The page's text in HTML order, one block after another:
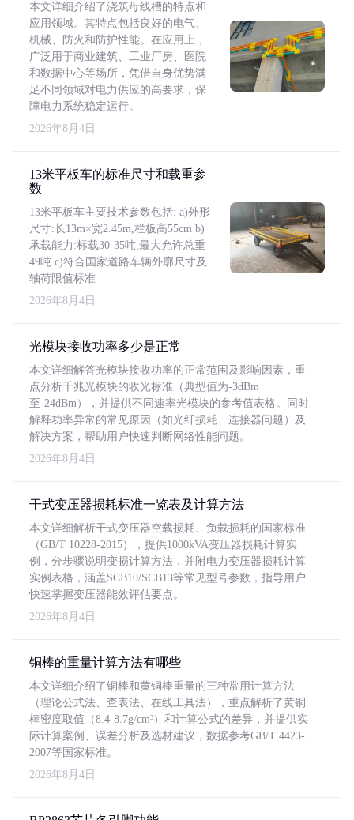
本文详细介绍了浇筑母线槽的特点和
应用领域。其特点包括良好的电气、
机械、防火和防护性能。在应用上，
广泛用于商业建筑、工业厂房、医院
和数据中心等场所，凭借自身优势满
足不同领域对电力供应的高要求，保
障电力系统稳定运行。
2026年8月4日
13米平板车的标准尺寸和载重参
数
13米平板车主要技术参数包括: a)外形
尺寸:长13m×宽2.45m,栏板高55cm b)
承载能力:标载30-35吨,最大允许总重
49吨 c)符合国家道路车辆外廓尺寸及
轴荷限值标准
2026年8月4日
光模块接收功率多少是正常
本文详细解答光模块接收功率的正常范围及影响因素，重
点分析千兆光模块的收光标准（典型值为-3dBm
至-24dBm），并提供不同速率光模块的参考值表格。同时
解释功率异常的常见原因（如光纤损耗、连接器问题）及
解决方案，帮助用户快速判断网络性能问题。
2026年8月4日
干式变压器损耗标准一览表及计算方法
本文详细解析干式变压器空载损耗、负载损耗的国家标准
（GB/T 10228-2015），提供1000kVA变压器损耗计算实
例，分步骤说明变损计算方法，并附电力变压器损耗计算
实例表格，涵盖SCB10/SCB13等常见型号参数，指导用户
快速掌握变压器能效评估要点。
2026年8月4日
铜棒的重量计算方法有哪些
本文详细介绍了铜棒和黄铜棒重量的三种常用计算方法
（理论公式法、查表法、在线工具法），重点解析了黄铜
棒密度取值（8.4-8.7g/cm³）和计算公式的差异，并提供实
际计算案例、误差分析及选材建议，数据参考GB/T 4423-
2007等国家标准。
2026年8月4日